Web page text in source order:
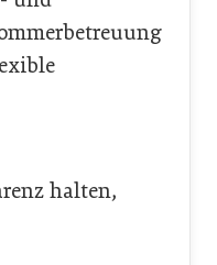
halten,